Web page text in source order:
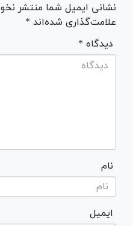
نشانی ایمیل شما منتشر
علامت‌گذاری شده‌اند *
* دیدگاه
نام
ایمیل